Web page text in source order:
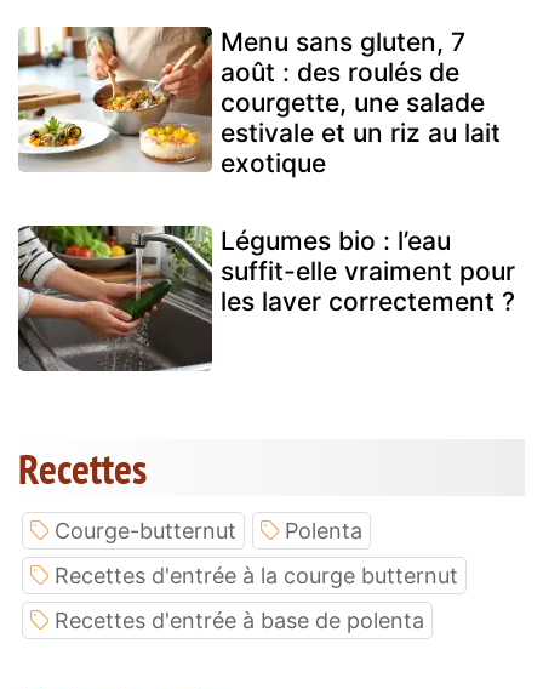
Menu sans gluten, 7
août : des roulés de
courgette, une salade
estivale et un riz au lait
exotique
Légumes bio : l’eau
suffit-elle vraiment pour
les laver correctement ?
Recettes
Courge-butternut
Polenta
Recettes d'entrée à la courge butternut
Recettes d'entrée à base de polenta